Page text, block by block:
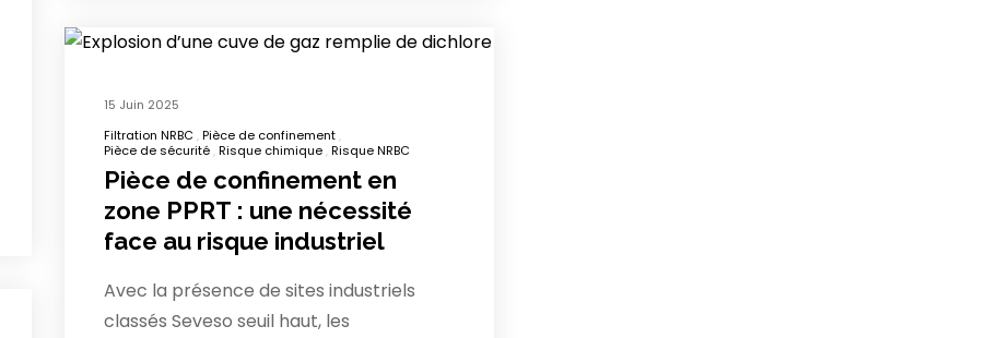
15 Juin 2025
Filtration NRBC Pièce de confinement
Pièce de sécurité Risque chimique Risque NRBC
Pièce de confinement en
zone PPRT : une nécessité
face au risque industriel
Avec la présence de sites industriels
classés Seveso seuil haut, les